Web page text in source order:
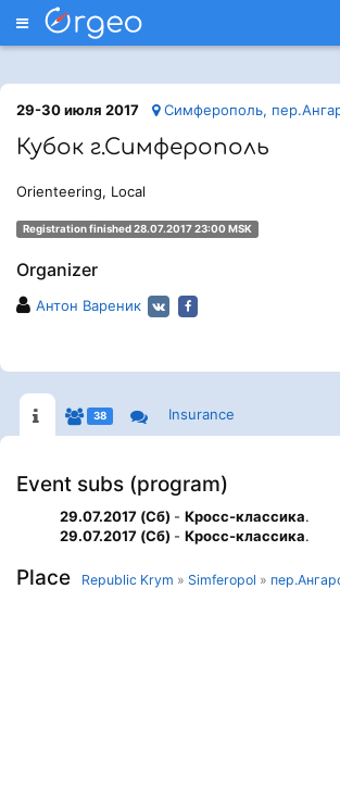
Меню
29-30 июля 2017 Симферополь,
Кубок г.Симферополь
Orienteering, Local
Registration finished 28.07.2017 23:00 MSK
Organizer
Антон Вареник
38 Insurance
Event subs (program)
29.07.2017 (Сб) - Кросс-классика.
29.07.2017 (Сб) - Кросс-классика.
Place Republic Krym » Simferopol »